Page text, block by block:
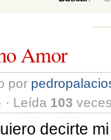
Amor
por
· Leída 103
decirte